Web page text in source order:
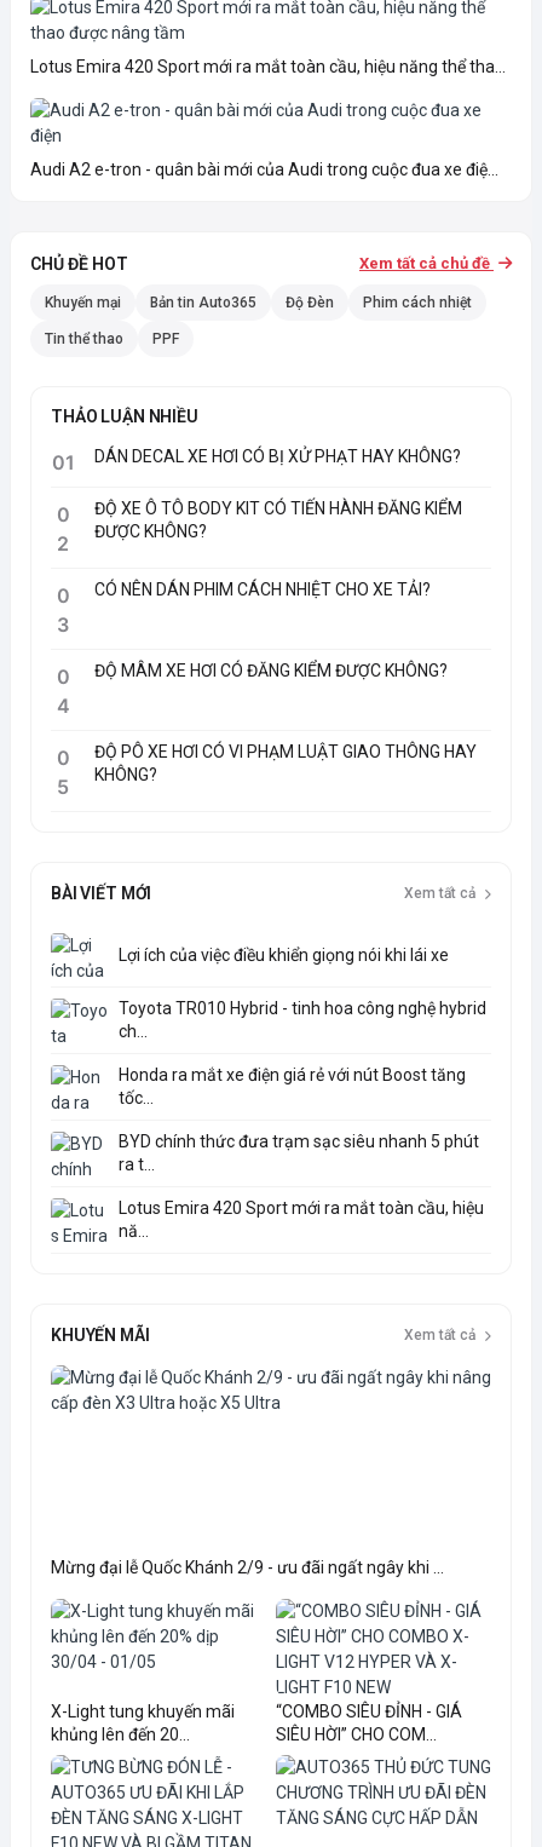
Lotus Emira 420 Sport mới ra mắt toàn cầu, hiệu năng thể tha...
Audi A2 e-tron - quân bài mới của Audi trong cuộc đua xe điệ...
CHỦ ĐỀ HOT Xem tất cả chủ đề
Khuyến mại Bản tin Auto365 Độ Đèn Phim cách nhiệt
Tin thể thao PPF
THẢO LUẬN NHIỀU
01 DÁN DECAL XE HƠI CÓ BỊ XỬ PHẠT HAY KHÔNG?
0
2
ĐỘ XE Ô TÔ BODY KIT CÓ TIẾN HÀNH ĐĂNG KIỂM
ĐƯỢC KHÔNG?
0
3
CÓ NÊN DÁN PHIM CÁCH NHIỆT CHO XE TẢI?
0
4
ĐỘ MÂM XE HƠI CÓ ĐĂNG KIỂM ĐƯỢC KHÔNG?
0
5
ĐỘ PÔ XE HƠI CÓ VI PHẠM LUẬT GIAO THÔNG HAY
KHÔNG?
BÀI VIẾT MỚI Xem tất cả
Lợi ích của việc điều khiển giọng nói khi lái xe
Toyota TR010 Hybrid - tinh hoa công nghệ hybrid
ch...
Honda ra mắt xe điện giá rẻ với nút Boost tăng
tốc...
BYD chính thức đưa trạm sạc siêu nhanh 5 phút
ra t...
Lotus Emira 420 Sport mới ra mắt toàn cầu, hiệu
nă...
KHUYẾN MÃI Xem tất cả
Mừng đại lễ Quốc Khánh 2/9 - ưu đãi ngất ngây khi ...
X-Light tung khuyến mãi
khủng lên đến 20...
“COMBO SIÊU ĐỈNH - GIÁ
SIÊU HỜI” CHO COM...